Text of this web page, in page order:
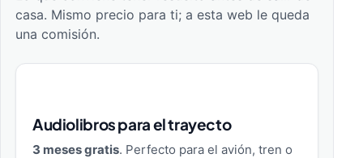
casa. Mismo precio para ti; a esta web le queda
una comisión.
Audiolibros para el trayecto
3 meses gratis. Perfecto para el avión, tren o